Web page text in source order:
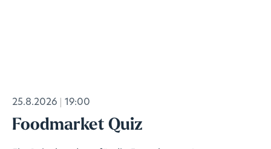
25.8.2026 19:00
Foodmarket Quiz